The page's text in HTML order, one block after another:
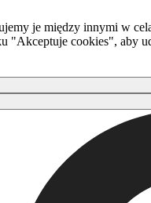
je między innymi w
"Akceptuje cookies", aby